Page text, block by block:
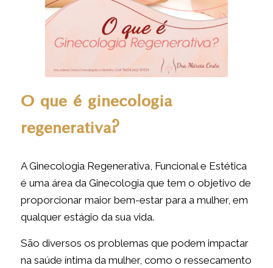
O que é ginecologia
regenerativa?
A Ginecologia Regenerativa, Funcional e Estética
é uma área da Ginecologia que tem o objetivo de
proporcionar maior bem-estar para a mulher, em
qualquer estágio da sua vida.
São diversos os problemas que podem impactar
na saúde íntima da mulher, como o ressecamento